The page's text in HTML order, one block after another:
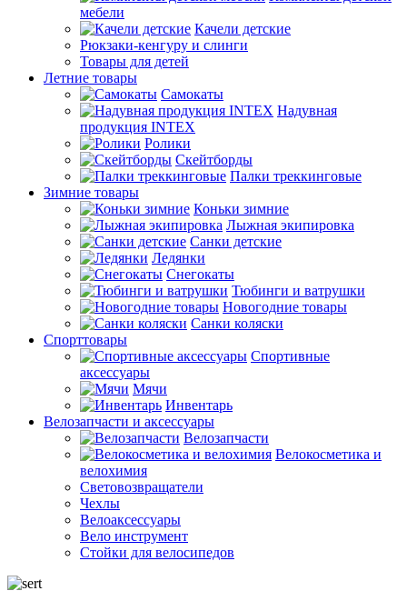
мебели
Качели детские
Рюкзаки-кенгуру и слинги
Товары для детей
Летние товары
Самокаты
Надувная
продукция INTEX
Ролики
Скейтборды
Палки треккинговые
Зимние товары
Коньки зимние
Лыжная экипировка
Санки детские
Ледянки
Снегокаты
Тюбинги и ватрушки
Новогодние товары
Санки коляски
Спорттовары
Спортивные
аксессуары
Мячи
Инвентарь
Велозапчасти и аксессуары
Велозапчасти
Велокосметика и
велохимия
Световозвращатели
Чехлы
Велоаксессуары
Вело инструмент
Стойки для велосипедов